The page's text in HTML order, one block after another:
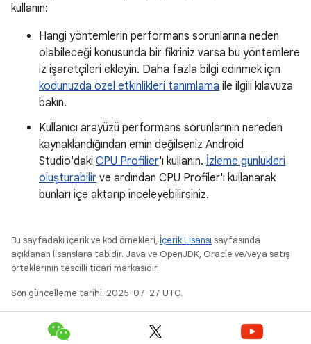
kullanın:
Hangi yöntemlerin performans sorunlarına neden
olabileceği konusunda bir fikriniz varsa bu yöntemlere
iz işaretçileri ekleyin. Daha fazla bilgi edinmek için
kodunuzda özel etkinlikleri tanımlama ile ilgili kılavuza
bakın.
Kullanıcı arayüzü performans sorunlarının nereden
kaynaklandığından emin değilseniz Android
Studio'daki CPU Profilier'ı kullanın. İzleme günlükleri
oluşturabilir ve ardından CPU Profiler'ı kullanarak
bunları içe aktarıp inceleyebilirsiniz.
Bu sayfadaki içerik ve kod örnekleri, İçerik Lisansı sayfasında
açıklanan lisanslara tabidir. Java ve OpenJDK, Oracle ve/veya satış
ortaklarının tescilli ticari markasıdır.
Son güncelleme tarihi: 2025-07-27 UTC.